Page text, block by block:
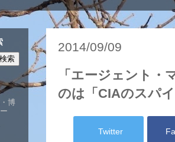
2014/09/09
「エージェント
のは「CIAのスパ
Twitter
博